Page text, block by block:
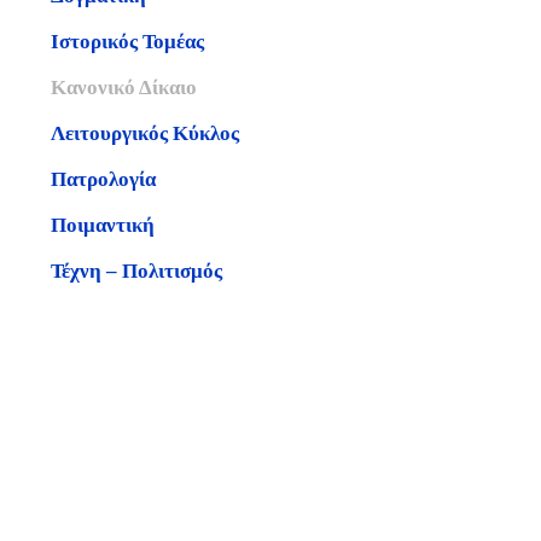
Ιστορικός Τομέας
Κανονικό Δίκαιο
Λειτουργικός Κύκλος
Πατρολογία
Ποιμαντική
Τέχνη – Πολιτισμός